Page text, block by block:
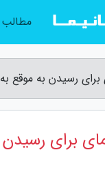
برای رسیدن به موقع
برای رسیدن
مطالب